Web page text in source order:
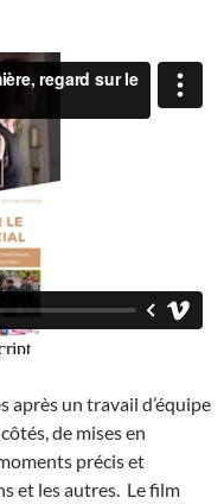
après un travail d’équipe
de mises en
précis et
et les autres. Le film